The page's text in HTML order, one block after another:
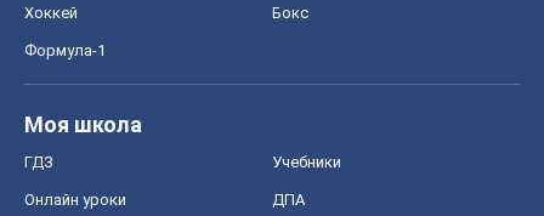
Хоккей Бокс
Формула-1
Моя школа
ГДЗ Учебники
Онлайн уроки ДПА